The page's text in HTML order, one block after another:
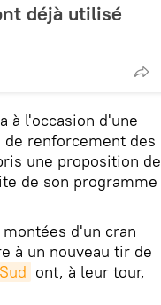
déjà utilisé
à l'occasion d'une
renforcement des
une proposition de
de son programme
d'un cran
à un nouveau tir de
ont, à leur tour,